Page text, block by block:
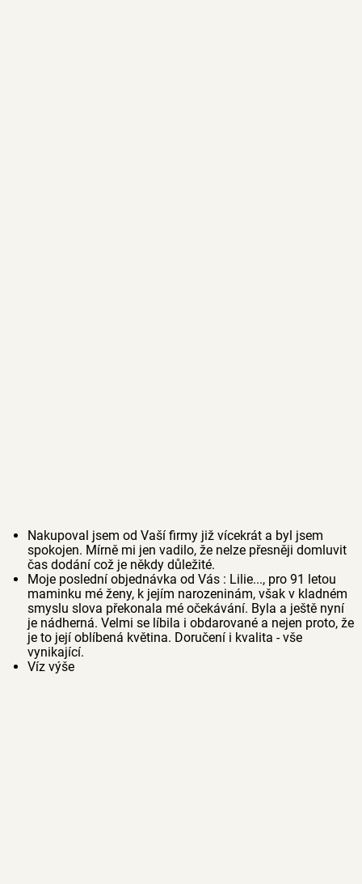
Nakupoval jsem od Vaší firmy již vícekrát a byl jsem
spokojen. Mírně mi jen vadilo, že nelze přesněji domluvit
čas dodání což je někdy důležité.
Moje poslední objednávka od Vás : Lilie..., pro 91 letou
maminku mé ženy, k jejím narozeninám, však v kladném
smyslu slova překonala mé očekávání. Byla a ještě nyní
je nádherná. Velmi se líbila i obdarované a nejen proto, že
je to její oblíbená květina. Doručení i kvalita - vše
vynikající.
Víz výše